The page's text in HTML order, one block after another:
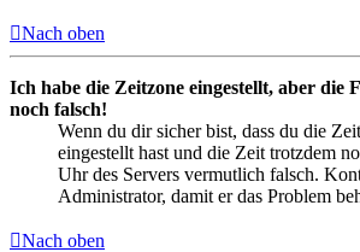
Nach oben
Ich habe die Zeitzone eingestellt, aber die
noch falsch!
Wenn du dir sicher bist, dass du die
eingestellt hast und die Zeit trotzdem
Uhr des Servers vermutlich falsch.
Administrator, damit er das Problem
Nach oben